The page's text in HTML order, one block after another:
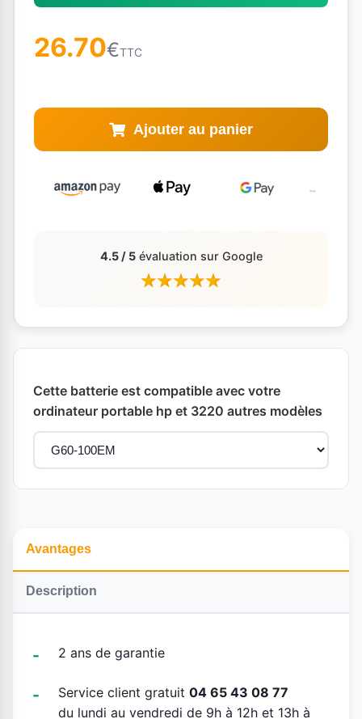
26.70€TTC
Ajouter au panier
4.5 / 5évaluation sur Google
Cette batterie est compatible avec votre
ordinateur portable hp et 3220 autres modèles
Avantages
Description
2 ans de garantie
Service client gratuit 04 65 43 08 77
du lundi au vendredi de 9h à 12h et 13h à